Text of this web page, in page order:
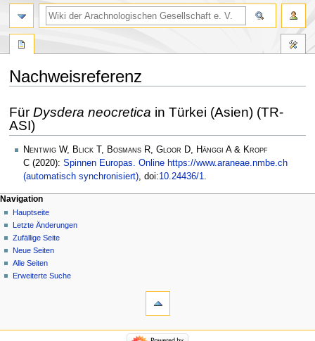
Nachweisreferenz
Navigation
springen
Suche
springen
Für Dysdera neocretica in Türkei (Asien) (TR-
ASI)
Nentwig W, Blick T, Bosmans R, Gloor D, Hänggi A & Kropf
C (2020): Spinnen Europas. Online https://www.araneae.nmbe.ch
(automatisch synchronisiert), doi:10.24436/1.
Navigation
Hauptseite
Letzte Änderungen
Zufällige Seite
Neue Seiten
Alle Seiten
Erweiterte Suche